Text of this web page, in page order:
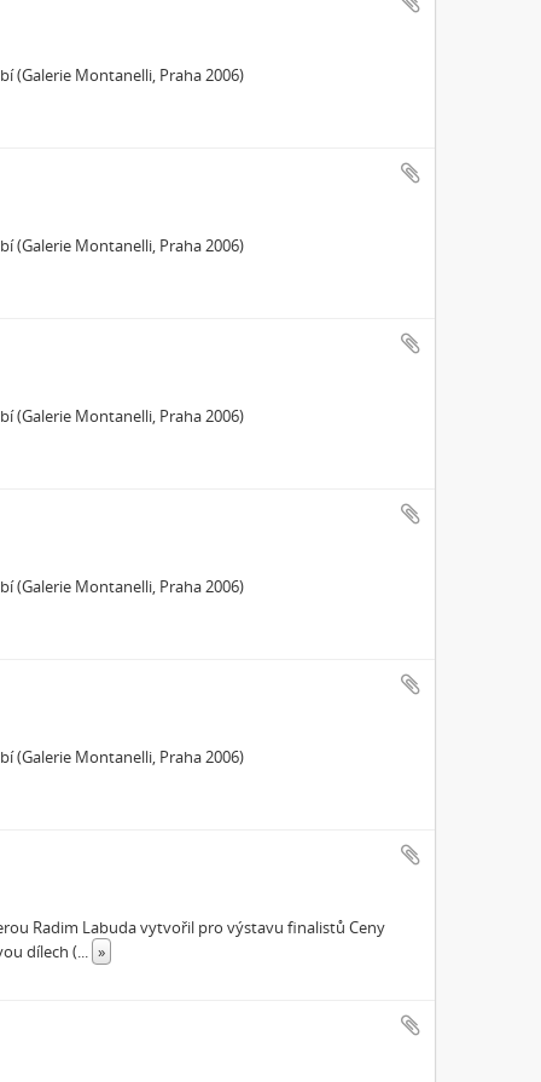
(Galerie Montanelli, Praha 2006)
(Galerie Montanelli, Praha 2006)
(Galerie Montanelli, Praha 2006)
(Galerie Montanelli, Praha 2006)
(Galerie Montanelli, Praha 2006)
Radim Labuda vytvořil pro výstavu finalistů Ceny
dílech (... »